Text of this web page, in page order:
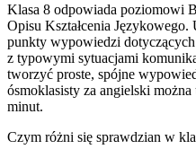
Klasa 8 odpowiada poziomowi
Opisu Kształcenia
punkty wypowiedzi
z typowymi sytuacjami
tworzyć proste, spójne
ósmoklasisty za angielski
minut.
Czym różni się sprawdzian w